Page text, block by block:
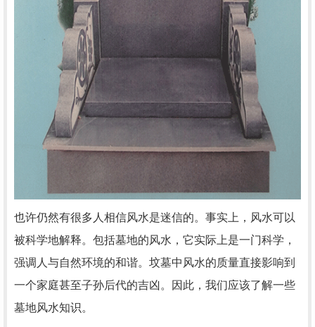
也许仍然有很多人相信风水是迷信的。事实上，风水可以
被科学地解释。包括墓地的风水，它实际上是一门科学，
强调人与自然环境的和谐。坟墓中风水的质量直接影响到
一个家庭甚至子孙后代的吉凶。因此，我们应该了解一些
墓地风水知识。